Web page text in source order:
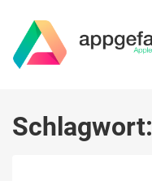
Schlagwort: